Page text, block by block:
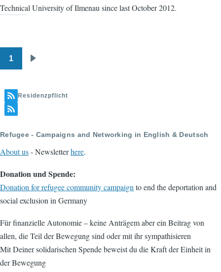
Technical University of Ilmenau since last October 2012.
Pagination
1
Residenzpflicht
Refugee - Campaigns and Networking in English & Deutsch
About us- Newsletterhere.
Donation und Spende:
Donation for refugee community campaign to end the deportation and
social exclusion in Germany
Für finanzielle Autonomie – keine Anträgem aber ein Beitrag von
allen, die Teil der Bewegung sind oder mit ihr sympathisieren
Mit Deiner solidarischen Spende beweist du die Kraft der Einheit in
der Bewegung